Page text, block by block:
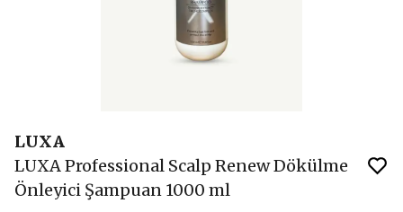
LUXA
LUXA Professional Scalp Renew Dökülme
Önleyici Şampuan 1000 ml